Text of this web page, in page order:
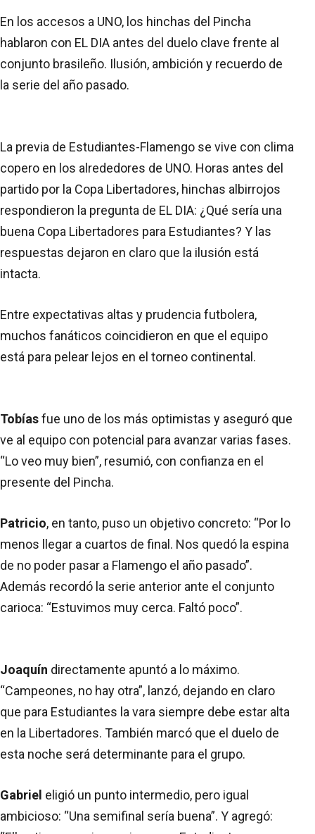
En los accesos a UNO, los hinchas del Pincha
hablaron con EL DIA antes del duelo clave frente al
conjunto brasileño. Ilusión, ambición y recuerdo de
la serie del año pasado.
La previa de Estudiantes-Flamengo se vive con clima
copero en los alrededores de UNO. Horas antes del
partido por la Copa Libertadores, hinchas albirrojos
respondieron la pregunta de EL DIA: ¿Qué sería una
buena Copa Libertadores para Estudiantes? Y las
respuestas dejaron en claro que la ilusión está
intacta.
Entre expectativas altas y prudencia futbolera,
muchos fanáticos coincidieron en que el equipo
está para pelear lejos en el torneo continental.
Tobíasfue uno de los más optimistas y aseguró que
ve al equipo con potencial para avanzar varias fases.
“Lo veo muy bien”, resumió, con confianza en el
presente del Pincha.
Patricio, en tanto, puso un objetivo concreto: “Por lo
menos llegar a cuartos de final. Nos quedó la espina
de no poder pasar a Flamengo el año pasado”.
Además recordó la serie anterior ante el conjunto
carioca: “Estuvimos muy cerca. Faltó poco”.
Joaquín directamente apuntó a lo máximo.
“Campeones, no hay otra”, lanzó, dejando en claro
que para Estudiantes la vara siempre debe estar alta
en la Libertadores. También marcó que el duelo de
esta noche será determinante para el grupo.
Gabriel eligió un punto intermedio, pero igual
ambicioso: “Una semifinal sería buena”. Y agregó: